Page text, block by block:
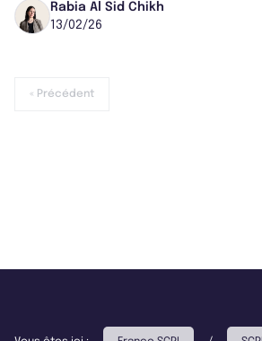
pour toutes les souscriptions du...
Rabia Al Sid Chikh
13/02/26
« Précédent